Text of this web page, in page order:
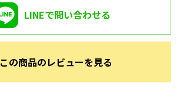
LINEで問い合わせる
この商品のレビューを見る